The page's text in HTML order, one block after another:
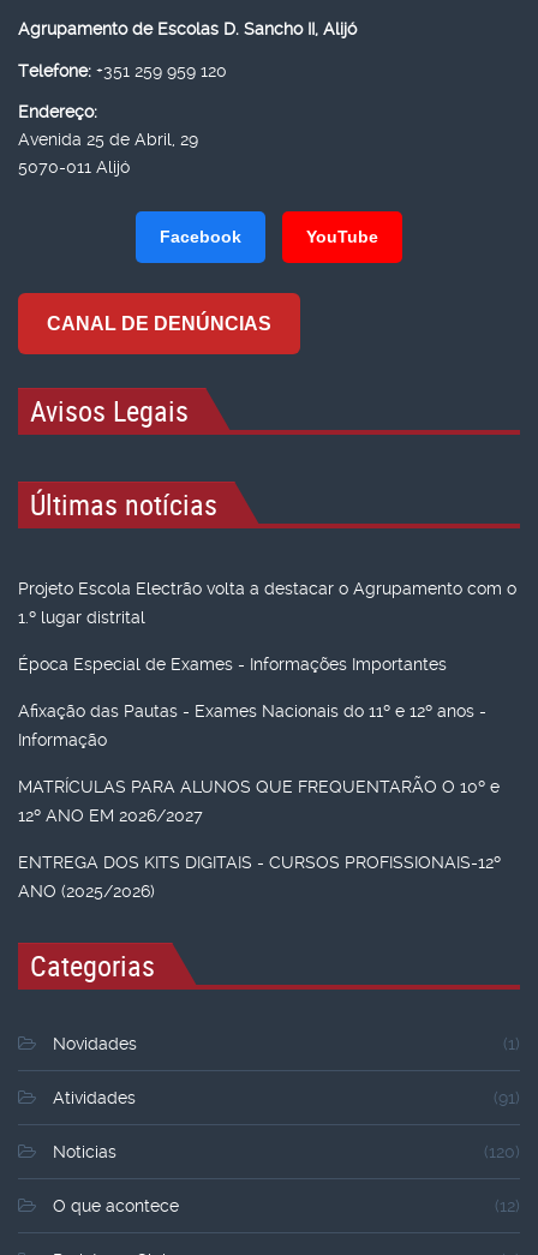
Agrupamento de Escolas D. Sancho II, Alijó
Telefone: +351 259 959 120
Endereço:
Avenida 25 de Abril, 29
5070-011 Alijó
Facebook YouTube
CANAL DE DENÚNCIAS
Avisos Legais
Últimas notícias
Projeto Escola Electrão volta a destacar o Agrupamento com o
1.º lugar distrital
Época Especial de Exames - Informações Importantes
Afixação das Pautas - Exames Nacionais do 11º e 12º anos -
Informação
MATRÍCULAS PARA ALUNOS QUE FREQUENTARÃO O 10º e
12º ANO EM 2026/2027
ENTREGA DOS KITS DIGITAIS - CURSOS PROFISSIONAIS-12º
ANO (2025/2026)
Categorias
Novidades (1)
Atividades (91)
Noticias (120)
O que acontece (12)